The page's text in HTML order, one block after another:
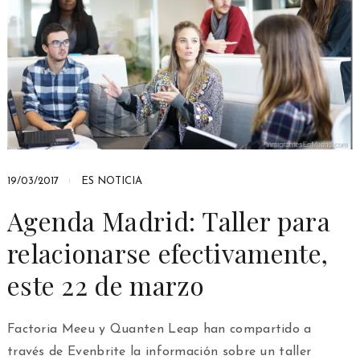
19/03/2017 ES NOTICIA
Agenda Madrid: Taller para
relacionarse efectivamente,
este 22 de marzo
Factoria Meeu y Quanten Leap han compartido a
través de Evenbrite la información sobre un taller